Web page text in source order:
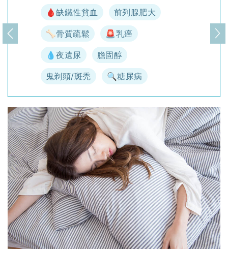
🩸缺鐵性貧血 前列腺肥大
🦴骨質疏鬆 🚨乳癌
💧夜遺尿 膽固醇
鬼剃頭/斑禿 🔍糖尿病
上一頁 下